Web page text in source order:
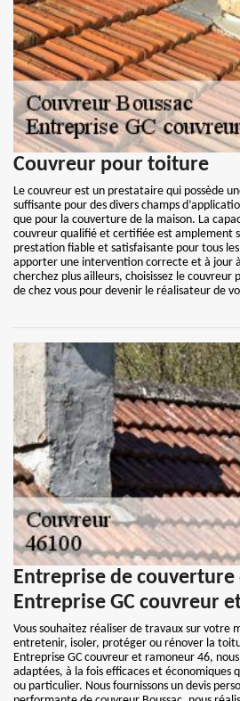
Couvreur pour toiture
Le couvreur est un prestataire qui possède
suffisante pour des divers champs
que pour la couverture de la maison. La
couvreur qualifié et certifiée est amplement
prestation fiable et satisfaisante pour tous
apporter une intervention correcte et à jour
cherchez plus ailleurs, choisissez le couvreur
de chez vous pour devenir le réalisateur de
Entreprise de couverture
Entreprise GC couvreur
Vous souhaitez réaliser de travaux sur votre
entretenir, isoler, protéger ou rénover la
Entreprise GC couvreur et ramoneur 46,
adaptées, à la fois efficaces et économiques
ou particulier. Nous fournissons un devis